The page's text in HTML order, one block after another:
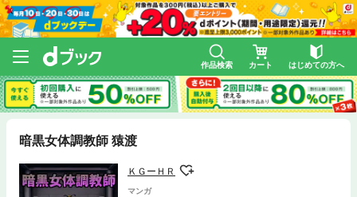
作品検索 カート はじめての方へ
暗黒女体調教師 猿渡
ＫＧーＨＲ
マンガ